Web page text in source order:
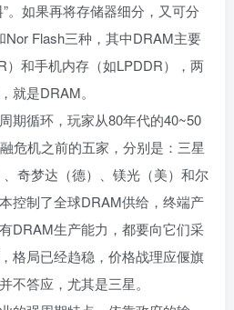
。如果再将存储器细分，又可分
Flash三种，其中DRAM主要
）和手机内存（如LPDDR），两
就是DRAM。
期循环，玩家从80年代的40~50
危机之前的五家，分别是：三星
、奇梦达（德）、镁光（美）和尔
控制了全球DRAM供给，终端产
DRAM生产能力，都要向它们采
格局已经趋稳，价格战理应偃旗
不答应，尤其是三星。